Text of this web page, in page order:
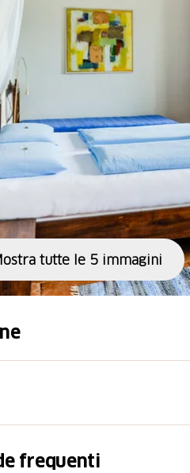
tutte le 5 immagini
di Mytree Yoga.
si pone come
frequenti